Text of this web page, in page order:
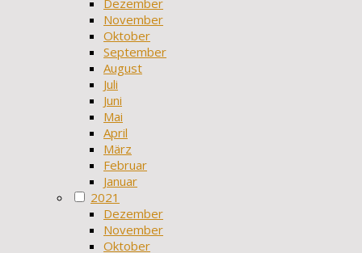
Dezember
November
Oktober
September
August
Juli
Juni
Mai
April
März
Februar
Januar
2021
Dezember
November
Oktober